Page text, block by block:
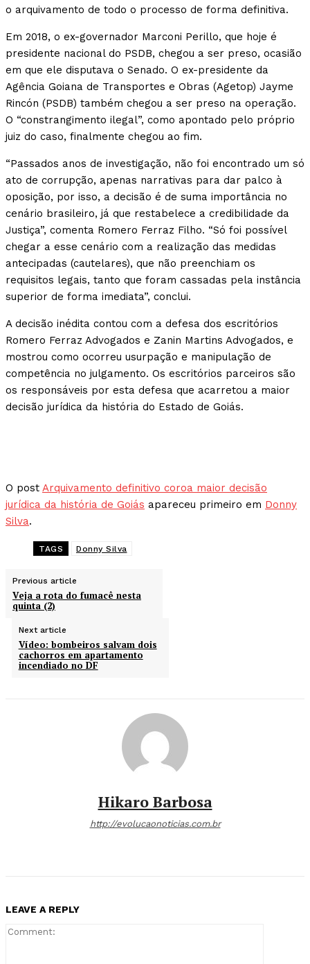
o arquivamento de todo o processo de forma definitiva.
Em 2018, o ex-governador Marconi Perillo, que hoje é
presidente nacional do PSDB, chegou a ser preso, ocasião
em que ele disputava o Senado. O ex-presidente da
Agência Goiana de Transportes e Obras (Agetop) Jayme
Rincón (PSDB) também chegou a ser preso na operação.
O “constrangimento ilegal”, como apontado pelo próprio
juiz do caso, finalmente chegou ao fim.
“Passados anos de investigação, não foi encontrado um só
ato de corrupção, apenas narrativas para dar palco à
oposição, por isso, a decisão é de suma importância no
cenário brasileiro, já que restabelece a credibilidade da
Justiça”, comenta Romero Ferraz Filho. “Só foi possível
chegar a esse cenário com a realização das medidas
antecipadas (cautelares), que não preenchiam os
requisitos legais, tanto que foram cassadas pela instância
superior de forma imediata”, conclui.
A decisão inédita contou com a defesa dos escritórios
Romero Ferraz Advogados e Zanin Martins Advogados, e
mostrou como ocorreu usurpação e manipulação de
competência no julgamento. Os escritórios parceiros são
os responsáveis por esta defesa que acarretou a maior
decisão jurídica da história do Estado de Goiás.
O post Arquivamento definitivo coroa maior decisão
jurídica da história de Goiás apareceu primeiro em Donny
Silva.
TAGS Donny Silva
Previous article
Veja a rota do fumacê nesta
quinta (2)
Next article
Vídeo: bombeiros salvam dois
cachorros em apartamento
incendiado no DF
Hikaro Barbosa
http://evolucaonoticias.com.br
LEAVE A REPLY